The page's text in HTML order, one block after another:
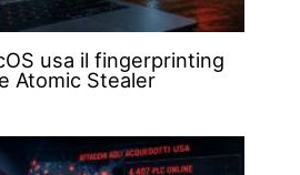
usa il fingerprinting
Atomic Stealer